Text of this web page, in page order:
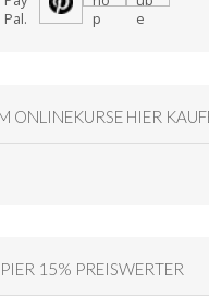
ONLINEKURSE HIER
15% PREISWERTER